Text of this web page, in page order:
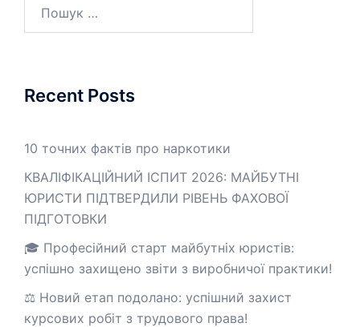
Recent Posts
10 точних фактів про наркотики
КВАЛІФІКАЦІЙНИЙ ІСПИТ 2026: МАЙБУТНІ
ЮРИСТИ ПІДТВЕРДИЛИ РІВЕНЬ ФАХОВОЇ
ПІДГОТОВКИ
🎓 Професійний старт майбутніх юристів:
успішно захищено звіти з виробничої практики!
⚖️ Новий етап подолано: успішний захист
курсових робіт з трудового права!